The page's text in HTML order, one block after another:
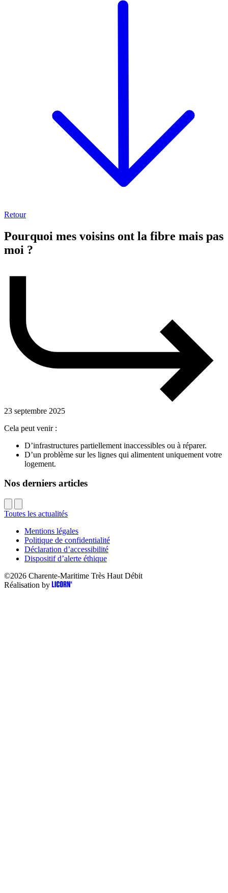
Retour
Pourquoi mes voisins ont la fibre mais pas
moi ?
23 septembre 2025
Cela peut venir :
D’infrastructures partiellement inaccessibles ou à réparer.
D’un problème sur les lignes qui alimentent uniquement votre
logement.
Nos derniers articles
Toutes les actualités
Mentions légales
Politique de confidentialité
Déclaration d’accessibilité
Dispositif d’alerte éthique
©2026 Charente-Maritime Très Haut Débit
Réalisation by